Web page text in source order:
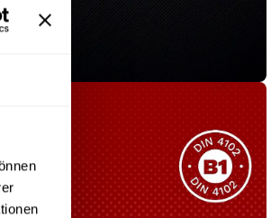
Sie haben nicht das passende
Produkt gefunden?
Wir helfen Ihnen gerne weiter!